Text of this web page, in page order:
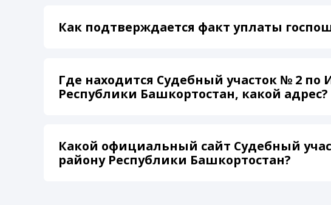
Как подтверждается факт уплаты
Где находится Судебный участок № 2 по
Республики Башкортостан, какой адрес?
Какой официальный сайт Судебный
району Республики Башкортостан?